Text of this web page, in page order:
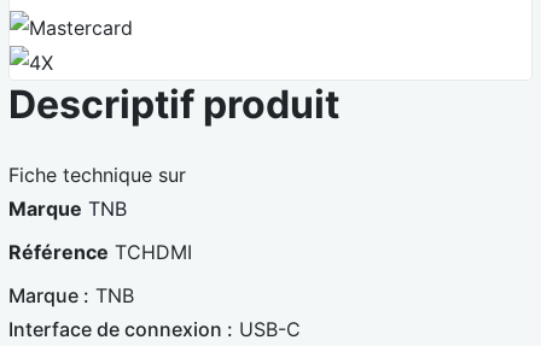
s
a
t
e
l
u
e
s
t
a
r
d
4
X
Descriptif produit
Fiche technique sur
Marque TNB
Référence TCHDMI
Marque : TNB
Interface de connexion : USB-C